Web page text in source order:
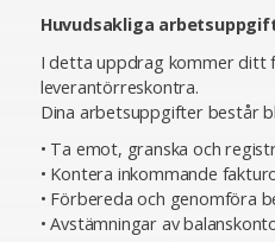
Huvudsakliga
I detta uppdrag kommer ditt
leverantörreskontra.
Dina arbetsuppgifter består
• Ta emot, granska och
• Kontera inkommande
• Förbereda och genomföra
• Avstämningar av